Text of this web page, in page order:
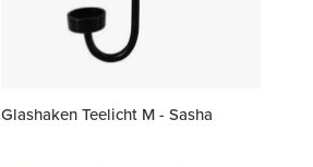
Glashaken Teelicht M - Sasha